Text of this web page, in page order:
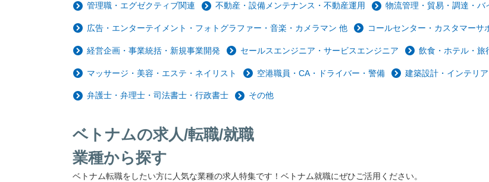
管理職・エグゼクティブ関連 不動産・設備メンテナンス・不動産運用 物流管理・貿易・調達・バ
広告・エンターテイメント・フォトグラファー・音楽・カメラマン 他 コールセンター・カスタマーサ
経営企画・事業統括・新規事業開発 セールスエンジニア・サービスエンジニア 飲食・ホテル・旅
マッサージ・美容・エステ・ネイリスト 空港職員・CA・ドライバー・警備 建築設計・インテリ
弁護士・弁理士・司法書士・行政書士 その他
ベトナムの求人/転職/就職
業種から探す
ベトナム転職をしたい方に人気な業種の求人特集です！ベトナム就職にぜひご活用ください。